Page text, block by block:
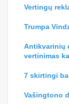
Vertingų
Trumpa
Antikvarinių
vertinimas
7 skirtingi
Vašingtono